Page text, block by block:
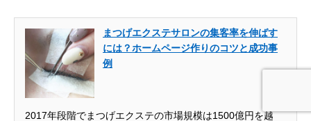
まつげエクステサロンの集客率を伸ばす
には？ホームページ作りのコツと成功事
例
2017年段階でまつげエクステの市場規模は1500億円を越
初めての方へ